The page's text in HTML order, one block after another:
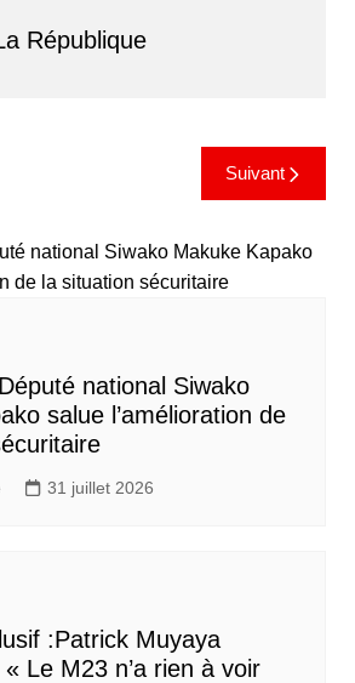
République
Suivant
national Siwako
salue l’amélioration de
31 juillet 2026
:Patrick Muyaya
Le M23 n’a rien à voir